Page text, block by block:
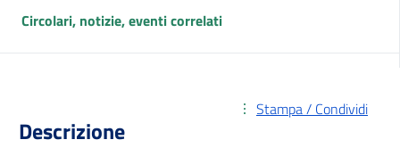
Circolari, notizie, eventi correlati
Stampa / Condividi
Descrizione